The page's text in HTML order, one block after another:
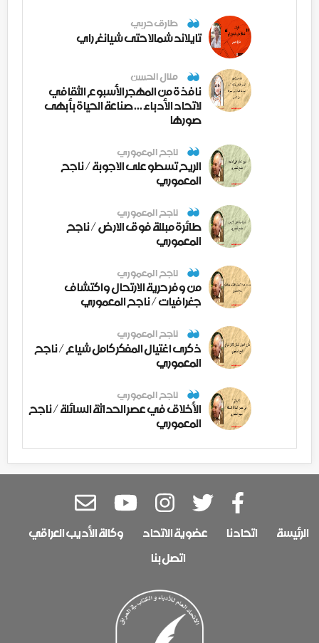
طارق حربي
تايلاند شمالا حتى شيانغ راي
منال الحسن
نافذة من المهجر الأسبوع الثقافي
لاتحاد الأدباء ... صناعة الحياة بأبهى
صورها
ناجح المعموري
الريح تسطو على الاجوبة / ناجح
المعموري
ناجح المعموري
طائرة مبللة فوق الارض / ناجح
المعموري
ناجح المعموري
من وفر حرية الارتحال واكتشاف
جغرافيات / ناجح المعموري
ناجح المعموري
ذكرى اغتيال المفكر كامل شياع / ناجح
المعموري
ناجح المعموري
الأخلاق في عصر الحداثة السائلة / ناجح
المعموري
الرئيسة اتحادنا عضوية الاتحاد
وكالة الأديب العراقي
اتصل بنا